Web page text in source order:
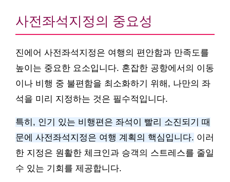
사전좌석지정의 중요성
진에어 사전좌석지정은 여행의 편안함과 만족도를
높이는 중요한 요소입니다. 혼잡한 공항에서의 이동
이나 비행 중 불편함을 최소화하기 위해, 나만의 좌
석을 미리 지정하는 것은 필수적입니다.
특히, 인기 있는 비행편은 좌석이 빨리 소진되기 때
문에 사전좌석지정은 여행 계획의 핵심입니다. 이러
한 지정은 원활한 체크인과 승객의 스트레스를 줄일
수 있는 기회를 제공합니다.